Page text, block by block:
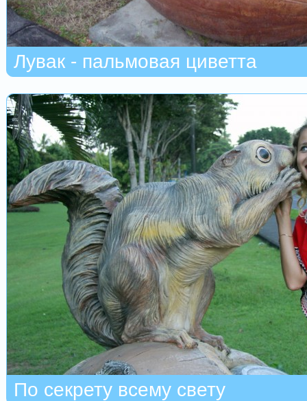
Лувак - пальмовая циветта
По секрету всему свету